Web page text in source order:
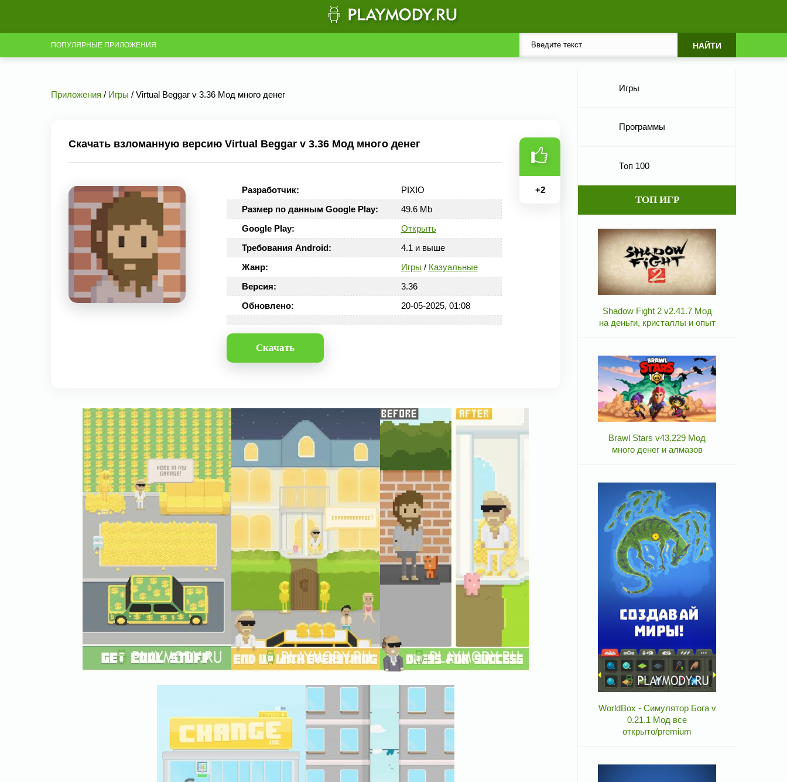
ПОПУЛЯРНЫЕ ПРИЛОЖЕНИЯ
Приложения / Игры / Virtual Beggar v 3.36 Мод много денег
Скачать взломанную версию Virtual Beggar v 3.36 Мод много денег
Разработчик:
PIXIO
Размер по данным Google Play:
49.6 Mb
Google Play:
Открыть
Требования Android:
4.1 и выше
Жанр:
Игры / Казуальные
Версия:
3.36
Обновлено:
20-05-2025, 01:08
Скачать
+2
Игры
Программы
Топ 100
ТОП ИГР
Shadow Fight 2 v2.41.7 Мод
на деньги, кристаллы и опыт
Brawl Stars v43.229 Мод
много денег и алмазов
WorldBox - Симулятор Бога v
0.21.1 Мод все
открыто/premium